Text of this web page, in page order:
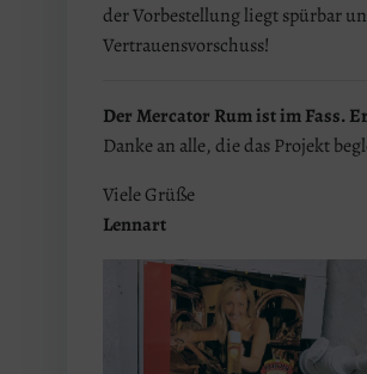
der Vorbestellung liegt spürbar
Vertrauensvorschuss!
Der Mercator Rum ist im Fass.
Danke an alle, die das Projekt
Viele Grüße
Lennart